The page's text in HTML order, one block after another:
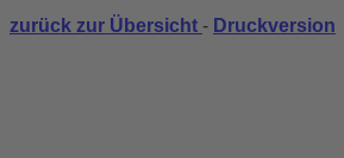
zurück zur Übersicht - Druckversion